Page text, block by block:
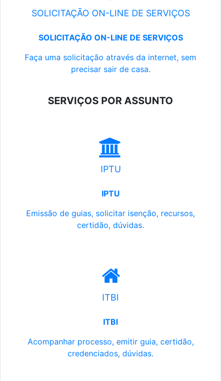
SOLICITAÇÃO ON-LINE DE SERVIÇOS
SOLICITAÇÃO ON-LINE DE SERVIÇOS
Faça uma solicitação através da internet, sem
precisar sair de casa.
SERVIÇOS POR ASSUNTO
IPTU
IPTU
Emissão de guias, solicitar isenção, recursos,
certidão, dúvidas.
ITBI
ITBI
Acompanhar processo, emitir guia, certidão,
credenciados, dúvidas.